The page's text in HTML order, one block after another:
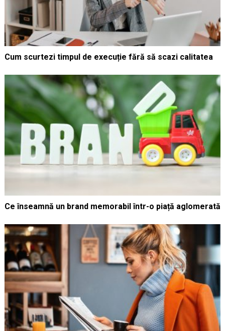
Cum scurtezi timpul de execuție fără să scazi calitatea
Ce înseamnă un brand memorabil într-o piață aglomerată